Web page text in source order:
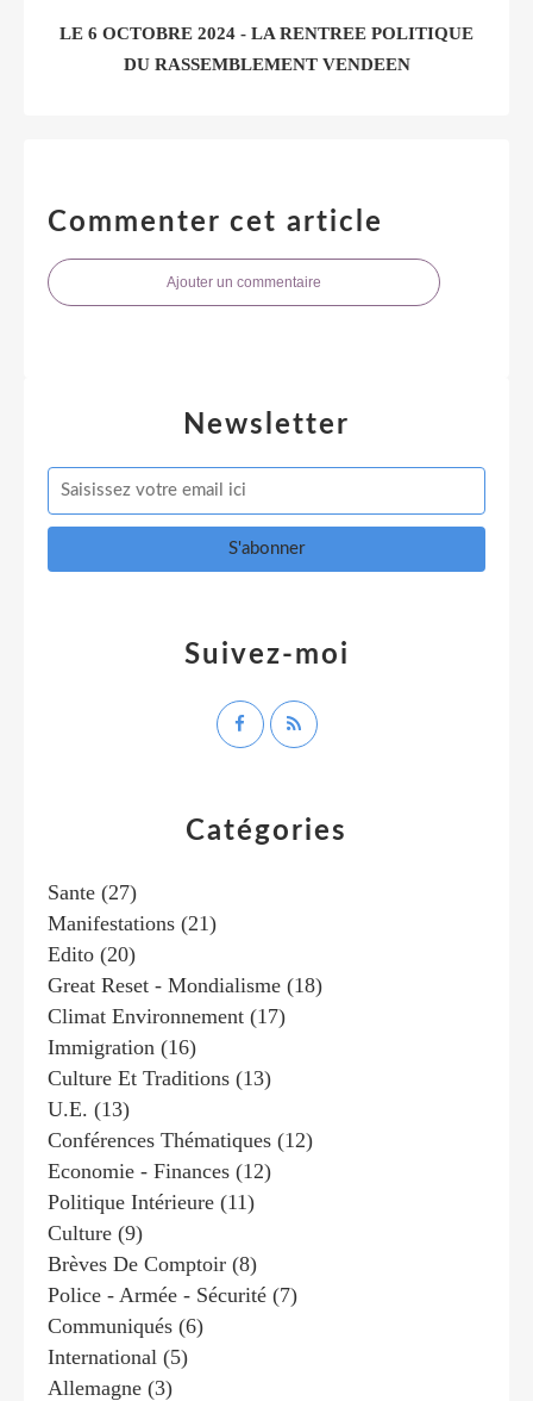
LE 6 OCTOBRE 2024 - LA RENTREE POLITIQUE
DU RASSEMBLEMENT VENDEEN
Commenter cet article
Ajouter un commentaire
Newsletter
Catégories
Sante (27)
Manifestations (21)
Edito (20)
Great Reset - Mondialisme (18)
Climat Environnement (17)
Immigration (16)
Culture Et Traditions (13)
U.e. (13)
Conférences Thématiques (12)
Economie - Finances (12)
Politique Intérieure (11)
Culture (9)
Brèves De Comptoir (8)
Police - Armée - Sécurité (7)
Communiqués (6)
International (5)
Allemagne (3)
Suivez-moi